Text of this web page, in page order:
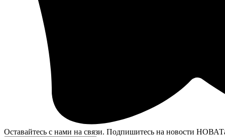
Оставайтесь с нами на связи. Подпишитесь на новости